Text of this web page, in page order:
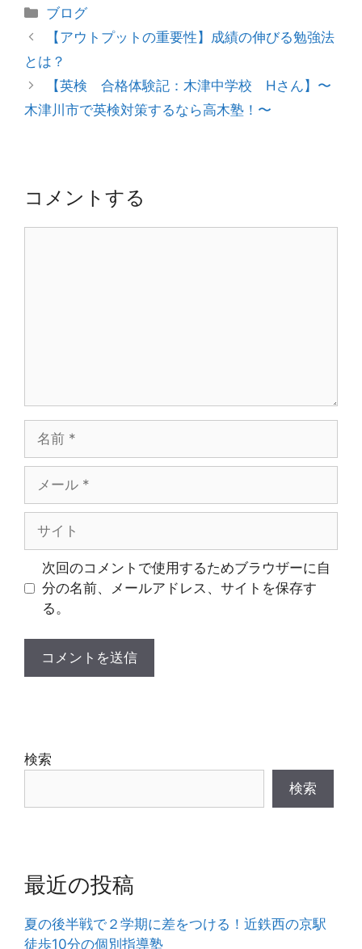
カ
テ
リ
ー
ブログ
投
稿
ナ
ビ
ゲ
ン
【アウトプットの重要性】成績の伸びる勉強法
とは？
【英検 合格体験記：木津中学校 Hさん】〜
木津川市で英検対策するなら高木塾！〜
コメントする
ル
次回のコメントで使用するためブラウザーに自
分の名前、メールアドレス、サイトを保存す
る。
検索
検索
最近の投稿
夏の後半戦で２学期に差をつける！近鉄西の京駅
徒歩10分の個別指導塾